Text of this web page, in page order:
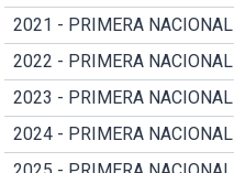
2021 - PRIMERA NACIONAL
2022 - PRIMERA NACIONAL
2023 - PRIMERA NACIONAL
2024 - PRIMERA NACIONAL